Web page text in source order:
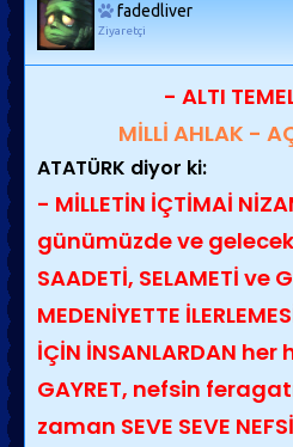
fadedliver
Ziyaretçi
- ALTI
MİLLİ AHLAK -
ATATÜRK diyor ki:
- MİLLETİN İÇTİMAİ
günümüzde ve
SAADETİ, SELAMETİ ve
MEDENİYETTE
İÇİN İNSANLARDAN
GAYRET, nefsin
zaman SEVE SEVE